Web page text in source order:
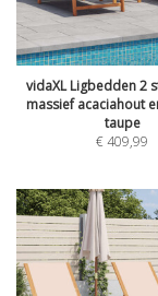
vidaXL Ligbedden 2
massief acaciahout
taupe
€409,99